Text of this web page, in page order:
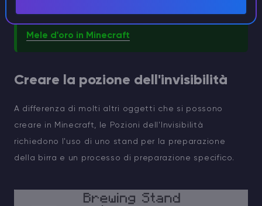
CONSIGLIO
Mele d'oro in Minecraft
Creare la pozione dell'invisibilità
A differenza di molti altri oggetti che si possono
creare in Minecraft, le Pozioni dell'Invisibilità
richiedono l'uso di uno stand per la preparazione
della birra e un processo di preparazione specifico.